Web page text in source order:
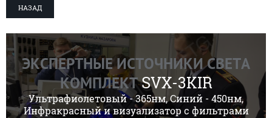
НАЗАД
ЭКСПЕРТНЫЕ ИСТОЧНИКИ СВЕТА
КОМПЛЕКТSVX-3KIR
Ультрафиолетовый - 365нм, Синий - 450нм,
Инфракрасный и визуализатор с фильтрами